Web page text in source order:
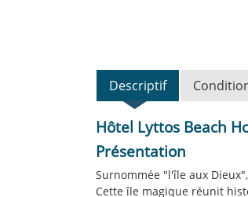
Descriptif
Hôtel Lyttos Beach
Présentation
Surnommée "l'île aux
Cette île magique réunit